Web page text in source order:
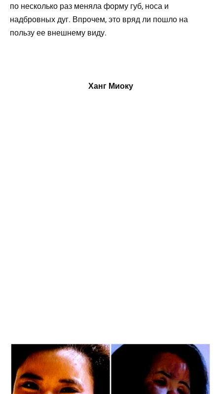
по несколько раз меняла форму губ, носа и
надбровных дуг. Впрочем, это вряд ли пошло на
пользу ее внешнему виду.
Ханг Миоку